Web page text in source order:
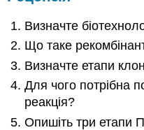
Визначте
Що таке
Визначте етапи
Для чого потрібна
реакція?
Опишіть три етапи